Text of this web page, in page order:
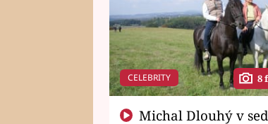
CELEBRITY 8